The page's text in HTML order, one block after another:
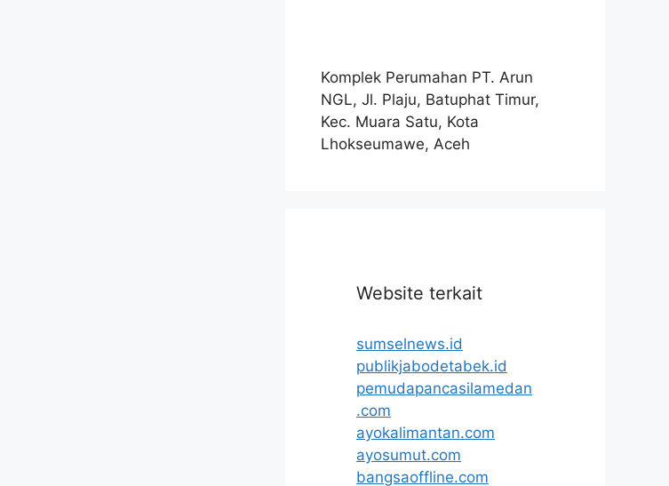
Komplek Perumahan PT. Arun
NGL, Jl. Plaju, Batuphat Timur,
Kec. Muara Satu, Kota
Lhokseumawe, Aceh
Website terkait
sumselnews.id
publikjabodetabek.id
pemudapancasilamedan
.com
ayokalimantan.com
ayosumut.com
bangsaoffline.com